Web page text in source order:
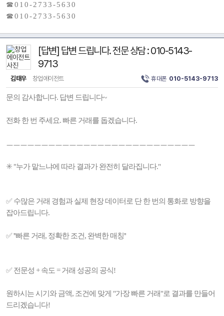
☎ 0 1 0 - 2 7 3 3 - 5 6 3 0
☎ 0 1 0 - 2 7 3 3 - 5 6 3 0
[답변] 답변 드립니다. 전문 상담 : 010-5143-
9713
김태우 창업에이전트 휴대폰 010-5143-9713
문의 감사합니다. 답변 드립니다~
전화 한 번 주세요. 빠른 거래를 돕겠습니다.
ㅡㅡㅡㅡㅡㅡㅡㅡㅡㅡㅡㅡㅡㅡㅡㅡㅡㅡㅡㅡㅡㅡㅡㅡㅡㅡㅡ
✳️ "누가 맡느냐에 따라 결과가 완전히 달라집니다."
✅ 수많은 거래 경험과 실제 현장 데이터로 단 한 번의 통화로 방향을
잡아드립니다.
✅ ''빠른 거래, 정확한 조건, 완벽한 매칭''
✅ 전문성 + 속도 = 거래 성공의 공식!
원하시는 시기와 금액, 조건에 맞게 "가장 빠른 거래"로 결과를 만들어
드리겠습니다!